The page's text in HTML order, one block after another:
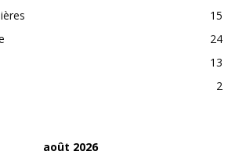
15
24
13
2
août 2026